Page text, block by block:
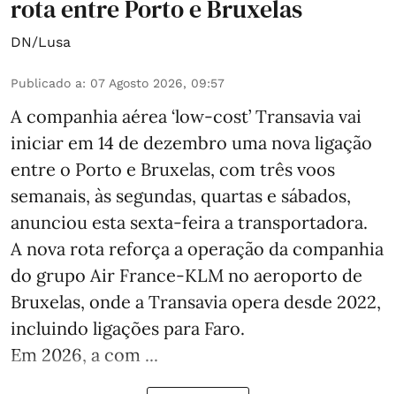
rota entre Porto e Bruxelas
DN/Lusa
Publicado a: 07 Agosto 2026, 09:57
A companhia aérea ‘low-cost’ Transavia vai
iniciar em 14 de dezembro uma nova ligação
entre o Porto e Bruxelas, com três voos
semanais, às segundas, quartas e sábados,
anunciou esta sexta-feira a transportadora.
A nova rota reforça a operação da companhia
do grupo Air France-KLM no aeroporto de
Bruxelas, onde a Transavia opera desde 2022,
incluindo ligações para Faro.
Em 2026, a com ...